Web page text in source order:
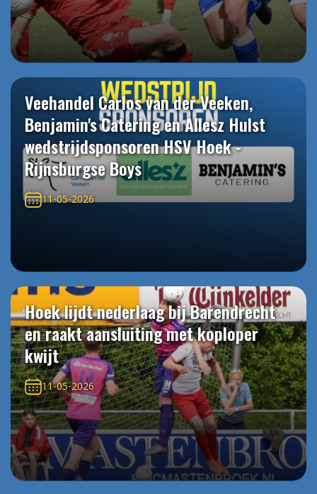
Veehandel Carlos van der Veeken,
Benjamin's Catering en Allesz Hulst
wedstrijdsponsoren HSV Hoek -
Rijnsburgse Boys
11-05-2026
Hoek lijdt nederlaag bij Barendrecht
en raakt aansluiting met koploper
kwijt
11-05-2026